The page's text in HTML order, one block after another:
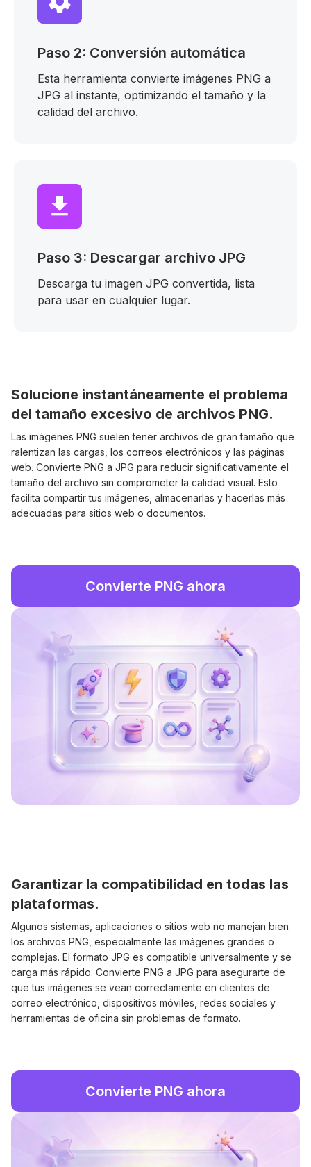
Paso 2: Conversión automática
Esta herramienta convierte imágenes PNG a
JPG al instante, optimizando el tamaño y la
calidad del archivo.
Paso 3: Descargar archivo JPG
Descarga tu imagen JPG convertida, lista
para usar en cualquier lugar.
Solucione instantáneamente el problema
del tamaño excesivo de archivos PNG.
Las imágenes PNG suelen tener archivos de gran tamaño que
ralentizan las cargas, los correos electrónicos y las páginas
web. Convierte PNG a JPG para reducir significativamente el
tamaño del archivo sin comprometer la calidad visual. Esto
facilita compartir tus imágenes, almacenarlas y hacerlas más
adecuadas para sitios web o documentos.
Convierte PNG ahora
Garantizar la compatibilidad en todas las
plataformas.
Algunos sistemas, aplicaciones o sitios web no manejan bien
los archivos PNG, especialmente las imágenes grandes o
complejas. El formato JPG es compatible universalmente y se
carga más rápido. Convierte PNG a JPG para asegurarte de
que tus imágenes se vean correctamente en clientes de
correo electrónico, dispositivos móviles, redes sociales y
herramientas de oficina sin problemas de formato.
Convierte PNG ahora